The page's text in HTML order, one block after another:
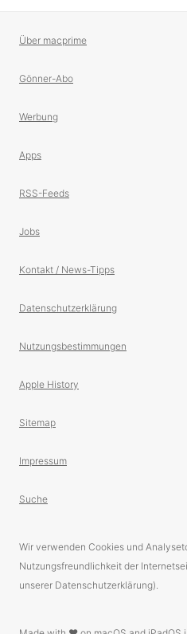
Über macprime
Gönner-Abo
Werbung
Apps
RSS-Feeds
Jobs
Kontakt / News-Tipps
Datenschutzerklärung
Nutzungsbestimmungen
Apple History
Sitemap
Impressum
Suche
Wir verwenden Cookies und
Nutzungsfreundlichkeit der
unserer Datenschutzerklärung).